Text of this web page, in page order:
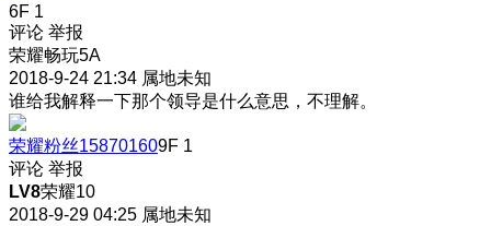
6F 1
评论 举报
荣耀畅玩5A
2018-9-24 21:34 属地未知
谁给我解释一下那个领导是什么意思，不理解。
荣耀粉丝158701609F 1
评论 举报
LV8荣耀10
2018-9-29 04:25 属地未知